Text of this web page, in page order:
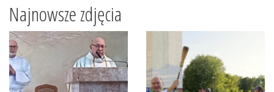
Najnowsze zdjęcia